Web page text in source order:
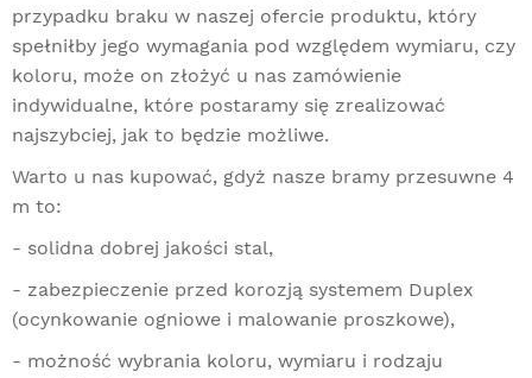
przypadku braku w naszej ofercie produktu, który
spełniłby jego wymagania pod względem wymiaru, czy
koloru, może on złożyć u nas zamówienie
indywidualne, które postaramy się zrealizować
najszybciej, jak to będzie możliwe.
Warto u nas kupować, gdyż nasze bramy przesuwne 4
m to:
- solidna dobrej jakości stal,
- zabezpieczenie przed korozją systemem Duplex
(ocynkowanie ogniowe i malowanie proszkowe),
- możność wybrania koloru, wymiaru i rodzaju